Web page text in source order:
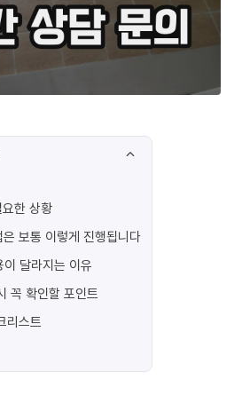
한 상황
보통 이렇게 진행됩니다
달라지는 이유
꼭 확인할 포인트
리스트